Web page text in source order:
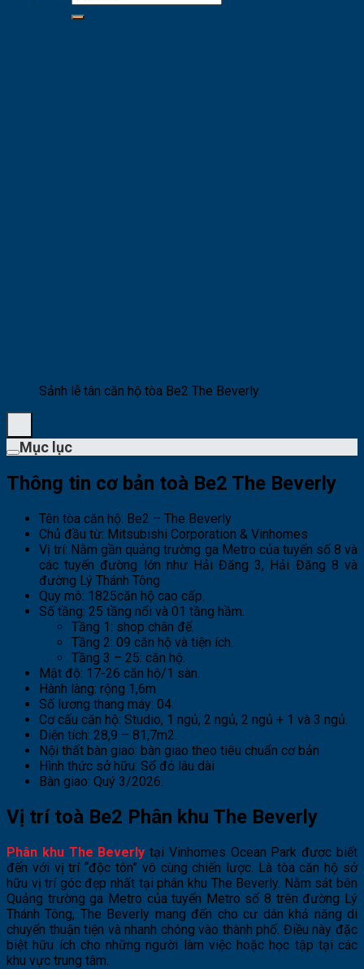
Sảnh lễ tân căn hộ tòa Be2 The Beverly
Mục lục
Thông tin cơ bản toà Be2 The Beverly
Tên tòa căn hộ: Be2 – The Beverly
Chủ đầu từ: Mitsubishi Corporation & Vinhomes
Vị trí: Nằm gần quảng trường ga Metro của tuyến số 8 và
các tuyến đường lớn như Hải Đăng 3, Hải Đăng 8 và
đường Lý Thánh Tông
Quy mô: 1825căn hộ cao cấp.
Số tầng: 25 tầng nổi và 01 tầng hầm.
Tầng 1: shop chân đế.
Tầng 2: 09 căn hộ và tiện ích.
Tầng 3 – 25: căn hộ.
Mật độ: 17-26 căn hộ/1 sàn.
Hành làng: rộng 1,6m
Số lượng thang máy: 04.
Cơ cấu căn hộ: Studio, 1 ngủ, 2 ngủ, 2 ngủ + 1 và 3 ngủ.
Diện tích: 28,9 – 81,7m2.
Nội thất bàn giao: bàn giao theo tiêu chuẩn cơ bản
Hình thức sở hữu: Sổ đỏ lâu dài
Bàn giao: Quý 3/2026.
Vị trí toà Be2 Phân khu The Beverly
Phân khu The Beverly tại Vinhomes Ocean Park được biết
đến với vị trí “độc tôn” vô cùng chiến lược. Là tòa căn hộ sở
hữu vị trí góc đẹp nhất tại phân khu The Beverly. Nằm sát bên
Quảng trường ga Metro của tuyến Metro số 8 trên đường Lý
Thánh Tông, The Beverly mang đến cho cư dân khả năng di
chuyển thuận tiện và nhanh chóng vào thành phố. Điều này đặc
biệt hữu ích cho những người làm việc hoặc học tập tại các
khu vực trung tâm​.